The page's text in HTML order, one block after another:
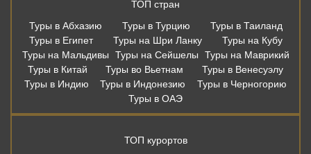
ТОП стран
Туры в Абхазию
Туры в Турцию
Туры в Таиланд
Туры в Египет
Туры на Шри Ланку
Туры на Кубу
Туры на Мальдивы
Туры на Сейшелы
Туры на Маврикий
Туры в Китай
Туры во Вьетнам
Туры в Венесуэлу
Туры в Индию
Туры в Индонезию
Туры в Черногорию
Туры в ОАЭ
ТОП курортов